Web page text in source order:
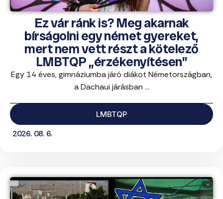
Ez vár ránk is? Meg akarnak
bírságolni egy német gyereket,
mert nem vett részt a kötelező
LMBTQP „érzékenyítésen”
Egy 14 éves, gimnáziumba járó diákot Németországban,
a Dachaui járásban ...
LMBTQP
2026. 08. 6.